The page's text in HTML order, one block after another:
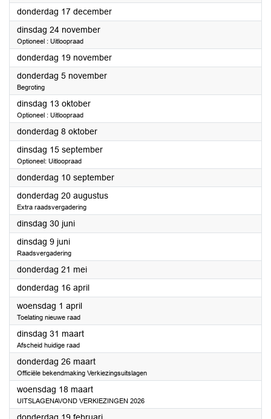
donderdag 17 december2026
dinsdag 24 november2026
Optioneel : Uitloopraad
donderdag 19 november2026
donderdag 5 november2026
Begroting
dinsdag 13 oktober2026
Optioneel : Uitloopraad
donderdag 8 oktober2026
dinsdag 15 september2026
Optioneel: Uitloopraad
donderdag 10 september2026
donderdag 20 augustus2026
Extra raadsvergadering
dinsdag 30 juni2026
dinsdag 9 juni2026
Raadsvergadering
donderdag 21 mei2026
donderdag 16 april2026
woensdag 1 april2026
Toelating nieuwe raad
dinsdag 31 maart2026
Afscheid huidige raad
donderdag 26 maart2026
Officiële bekendmaking Verkiezingsuitslagen
woensdag 18 maart2026
UITSLAGENAVOND VERKIEZINGEN 2026
2026